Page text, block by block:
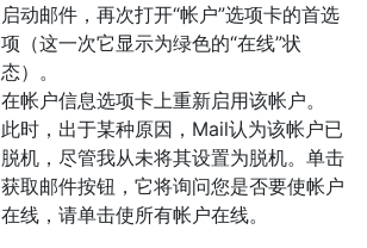
启动邮件，再次打开“帐户”选项卡的首选
项（这一次它显示为绿色的“在线”状
态）。
在帐户信息选项卡上重新启用该帐户。
此时，出于某种原因，Mail认为该帐户已
脱机，尽管我从未将其设置为脱机。单击
获取邮件按钮，它将询问您是否要使帐户
在线，请单击使所有帐户在线。